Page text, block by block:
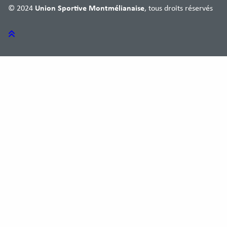
© 2024 Union Sportive Montmélianaise, tous droits réservés